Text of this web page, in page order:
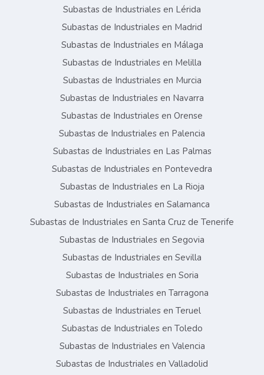
Subastas de Industriales en Lérida
Subastas de Industriales en Madrid
Subastas de Industriales en Málaga
Subastas de Industriales en Melilla
Subastas de Industriales en Murcia
Subastas de Industriales en Navarra
Subastas de Industriales en Orense
Subastas de Industriales en Palencia
Subastas de Industriales en Las Palmas
Subastas de Industriales en Pontevedra
Subastas de Industriales en La Rioja
Subastas de Industriales en Salamanca
Subastas de Industriales en Santa Cruz de Tenerife
Subastas de Industriales en Segovia
Subastas de Industriales en Sevilla
Subastas de Industriales en Soria
Subastas de Industriales en Tarragona
Subastas de Industriales en Teruel
Subastas de Industriales en Toledo
Subastas de Industriales en Valencia
Subastas de Industriales en Valladolid